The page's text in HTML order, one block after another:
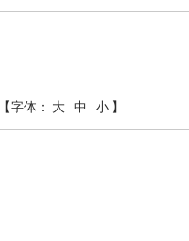
字体： 大 中 小 】